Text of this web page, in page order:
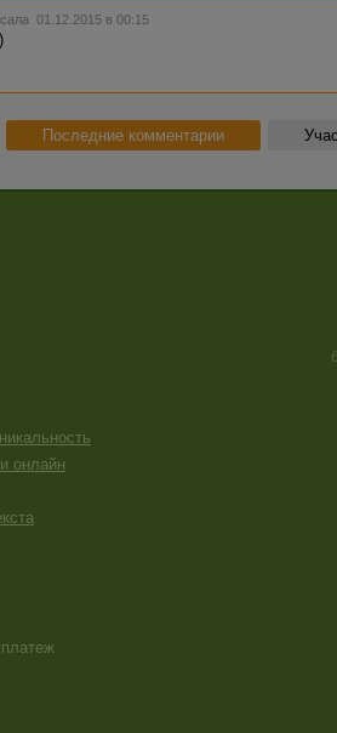
01.12.2015 в 00:15
Последние комментарии
онлайн